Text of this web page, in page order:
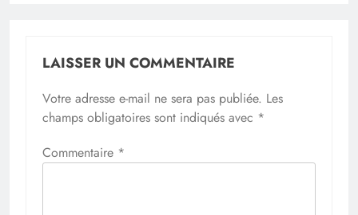
LAISSER UN COMMENTAIRE
Votre adresse e-mail ne sera pas publiée. Les
champs obligatoires sont indiqués avec *
Commentaire *